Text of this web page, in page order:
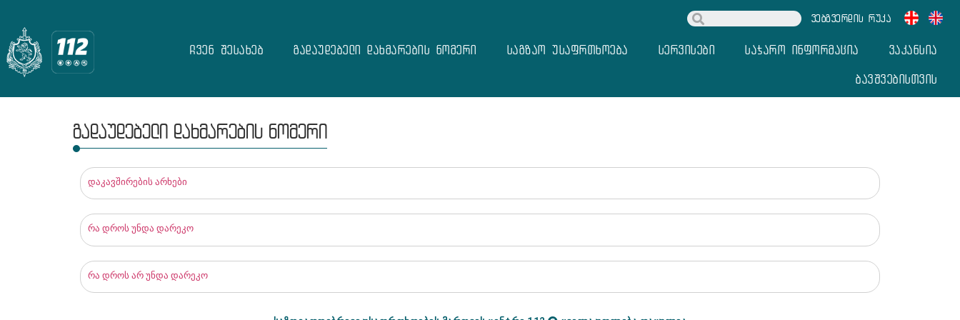
ვებგვერდის რუკა
ჩვენ შესახებ გადაუდებელი დახმარების ნომერი საგზაო უსაფრთხოება სერვისები საჯარო ინფორმაცია ვაკანსია
ბავშვებისთვის
გადაუდებელი დახმარების ნომერი
დაკავშირების არხები
რა დროს უნდა დარეკო
რა დროს არ უნდა დარეკო